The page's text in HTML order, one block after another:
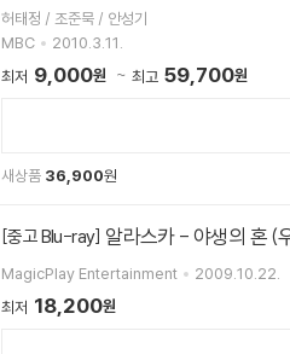
허태정 / 조준묵 / 안성기
MBC
2010.3.11.
최저 9,000원 최고 59,700원
새상품 36,900원
[중고 Blu-ray] 알라스카 - 야생의 혼 (
MagicPlay Entertainment
2009.10.22.
최저 18,200원